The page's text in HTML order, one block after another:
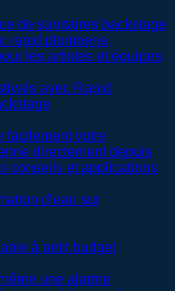
avec Rapid
d’eau sur
à petit budget